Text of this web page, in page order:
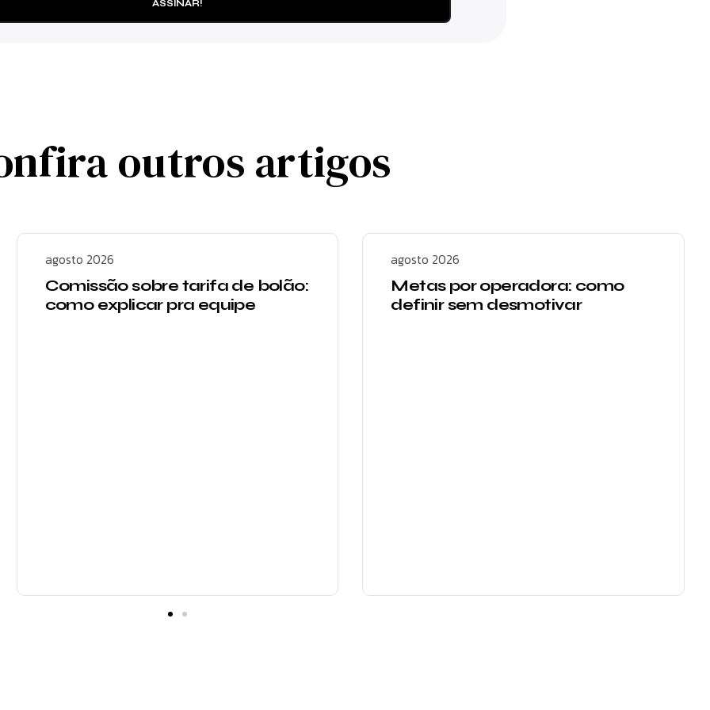
outros artigos
agosto 2026
Comissão sobre tarifa de bolão:
como explicar pra equipe
agosto 2026
Metas por operadora: como
definir sem desmotivar